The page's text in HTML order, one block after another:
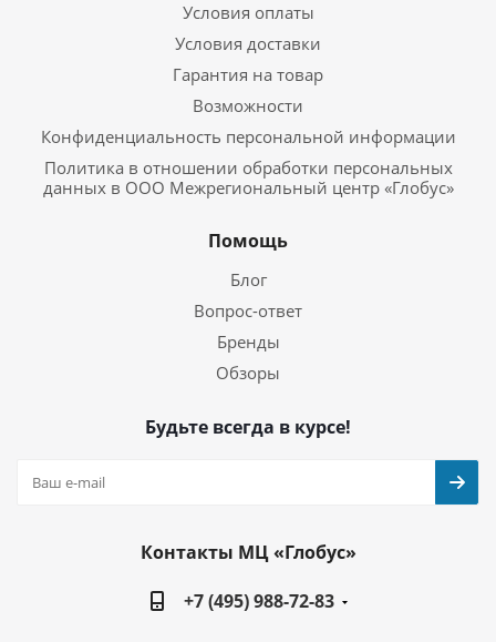
Условия оплаты
Условия доставки
Гарантия на товар
Возможности
Конфиденциальность персональной информации
Политика в отношении обработки персональных
данных в ООО Межрегиональный центр «Глобус»
Помощь
Блог
Вопрос-ответ
Бренды
Обзоры
Будьте всегда в курсе!
Контакты МЦ «Глобус»
+7 (495) 988-72-83